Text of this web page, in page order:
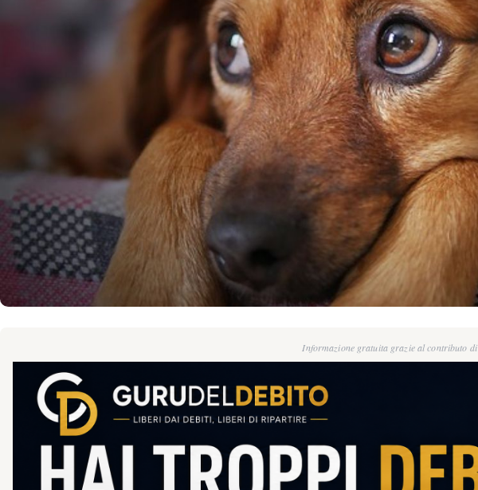
Informazione gratuita grazie al contributo di